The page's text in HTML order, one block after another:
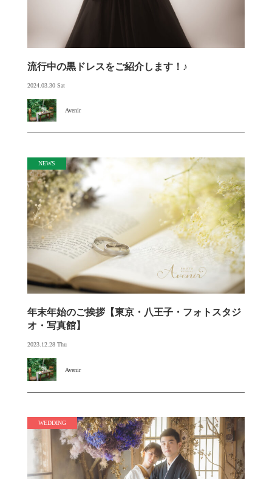
流行中の黒ドレスをご紹介します！♪
2024.03.30 Sat
Avenir
NEWS
年末年始のご挨拶【東京・八王子・フォトスタジ
オ・写真館】
2023.12.28 Thu
Avenir
WEDDING